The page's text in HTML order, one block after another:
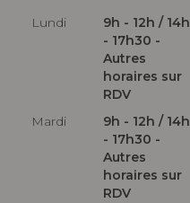
Lundi
9h - 12h / 14h
- 17h30 -
Autres
horaires sur
RDV
Mardi
9h - 12h / 14h
- 17h30 -
Autres
horaires sur
RDV